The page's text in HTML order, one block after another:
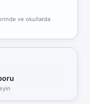
ve okullarda